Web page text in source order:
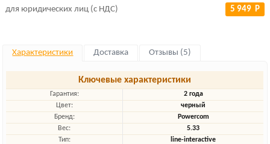
для юридических лиц (с НДС) 5 949 Р
Характеристики Доставка Отзывы (5)
Ключевые характеристики
Гарантия:
2 года
Цвет:
черный
Бренд:
Powercom
Вес:
5.33
Тип:
line-interactive